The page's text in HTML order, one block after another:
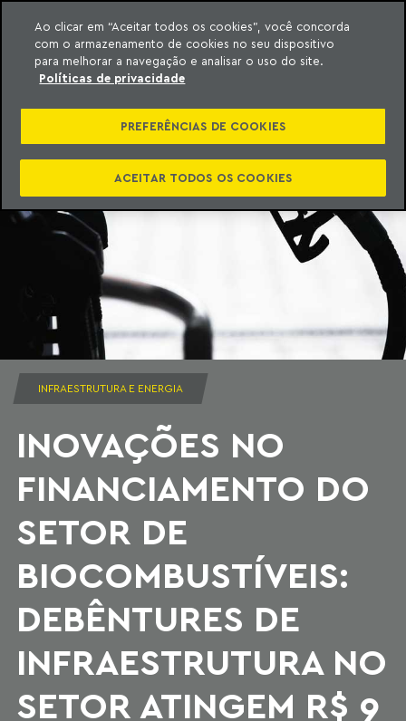
o conteúdo
Machado Meyer
INFRAESTRUTURA E ENERGIA
INOVAÇÕES NO
FINANCIAMENTO DO
SETOR DE
BIOCOMBUSTÍVEIS:
DEBÊNTURES DE
INFRAESTRUTURA NO
SETOR ATINGEM R$ 9
Ao clicar em “Aceitar todos os cookies”, você concorda
com o armazenamento de cookies no seu dispositivo
para melhorar a navegação e analisar o uso do site.
Políticas de privacidade
PREFERÊNCIAS DE COOKIES
ACEITAR TODOS OS COOKIES